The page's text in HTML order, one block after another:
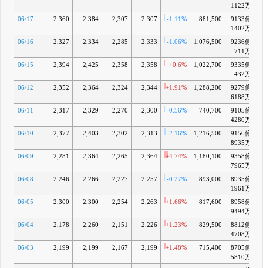
1122万
06/17 2,360 2,384 2,307 2,307 -1.11% 881,500
9133億
1402万
06/16 2,327 2,334 2,285 2,333 -1.06% 1,076,500
9236億
711万
06/15 2,394 2,425 2,358 2,358 +0.6% 1,022,700
9335億
432万
06/12 2,352 2,364 2,324 2,344 +1.91% 1,288,200
9279億
6188万
06/11 2,317 2,329 2,270 2,300 -0.56% 740,700
9105億
4280万
06/10 2,377 2,403 2,302 2,313 -2.16% 1,216,500
9156億
8935万
06/09 2,281 2,364 2,265 2,364 +4.74% 1,180,100
9358億
7965万
06/08 2,246 2,266 2,227 2,257 -0.27% 893,000
8935億
1961万
06/05 2,300 2,300 2,254 2,263 +1.66% 817,600
8958億
9494万
06/04 2,178 2,260 2,151 2,226 +1.23% 829,500
8812億
4708万
06/03 2,199 2,199 2,167 2,199 +1.48% 715,400
8705億
5810万